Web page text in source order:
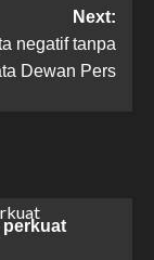
Next:
negatif tanpa
Dewan Pers
perkuat